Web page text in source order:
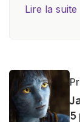
nouveaux
les
dans le
Lire la suite
5